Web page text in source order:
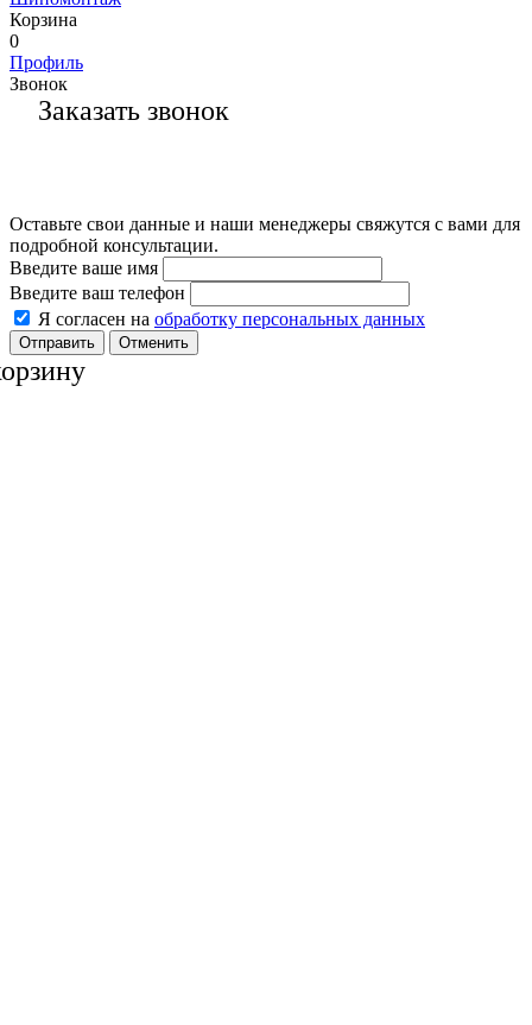
Корзина
0
Профиль
Звонок
Заказать звонок
Оставьте свои данные и наши менеджеры свяжутся с вами для
подробной консультации.
Введите ваше имя
Введите ваш телефон
Я согласен на обработку персональных данных
Отменить